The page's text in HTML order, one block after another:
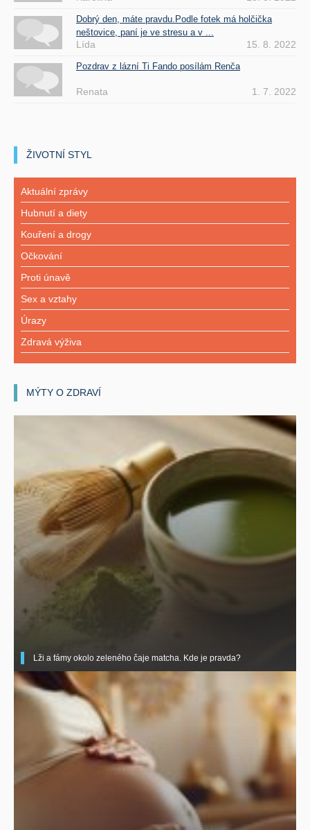
Dobrý den, máte pravdu.Podle fotek má holčička
neštovice, paní je ve stresu a v ...
Lída 15. 8. 2022
Pozdrav z lázní Ti Fando posílám Renča
Renata 1. 7. 2022
ŽIVOTNÍ STYL
Aktuální zprávy
Hubnutí a diety
Kouření a drogy
Očkování
Proti únavě
Sex a vztahy
Úrazy
Zdravá výživa
MÝTY O ZDRAVÍ
Lži a fámy okolo zeleného čaje matcha. Kde je pravda?